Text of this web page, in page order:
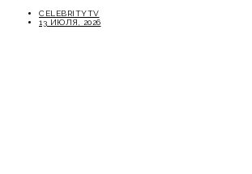
CELEBRITYTV
13 ИЮЛЯ, 2026